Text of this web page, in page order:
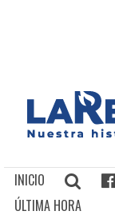
INICIO
ÚLTIMA HORA